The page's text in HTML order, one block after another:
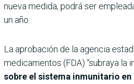
nueva medida, podrá ser
un año.
La aprobación de la agencia
medicamentos (FDA) “subraya la
sobre el sistema inmunitario en